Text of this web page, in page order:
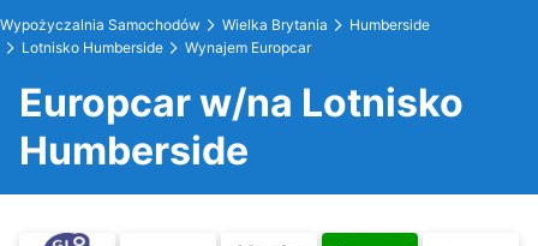
Wypożyczalnia Samochodów Wielka Brytania
Humberside
Lotnisko Humberside
Wynajem Europcar
Europcar w/na Lotnisko
Humberside